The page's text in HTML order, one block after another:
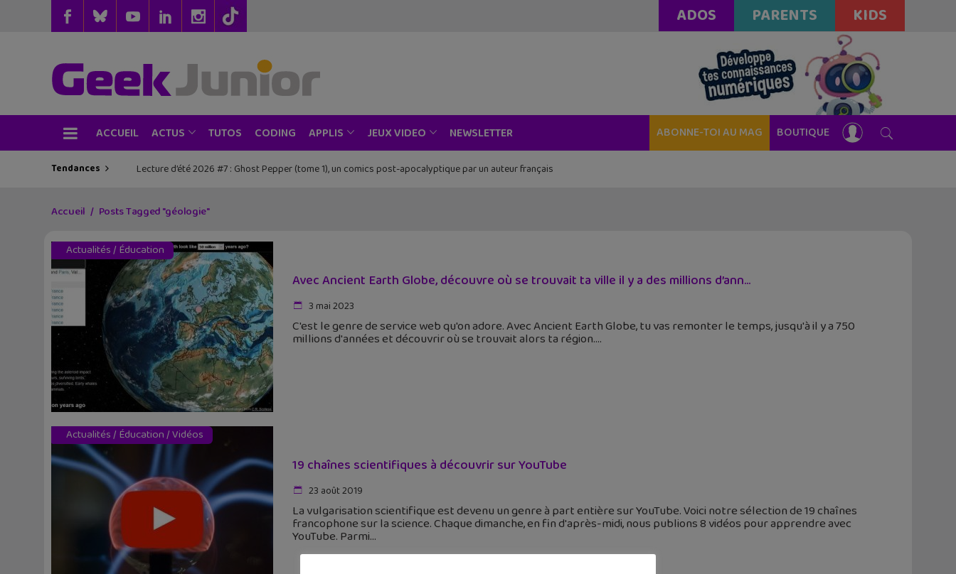
ADOS PARENTS KIDS
ACCUEIL ACTUS TUTOS CODING APPLIS JEUX VIDEO NEWSLETTER ABONNE-TOI AU MAG BOUTIQUE
Tendances Lecture d’été 2026 #7 : Ghost Pepper (tome 1), un comics post-apocalyptique par un auteur français
Les sorties geek de l’été à Paris : One Piece au musée Grévin, Zoo Art Show, Passion Japon…
Accueil Posts Tagged "géologie"
Actualités/ Éducation
Avec Ancient Earth Globe, découvre où se trouvait ta ville il y a des millions d’ann...
3 mai 2023
C'est le genre de service web qu'on adore. Avec Ancient Earth Globe, tu vas remonter le temps, jusqu'à il y a 750
millions d'années et découvrir où se trouvait alors ta région.
Actualités/ Éducation/Vidéos
19 chaînes scientifiques à découvrir sur YouTube
23 août 2019
La vulgarisation scientifique est devenu un genre à part entière sur YouTube. Voici notre sélection de 19 chaînes
francophone sur la science. Chaque dimanche, en fin d'après-midi, nous publions 8 vidéos pour apprendre avec
YouTube. Parmi